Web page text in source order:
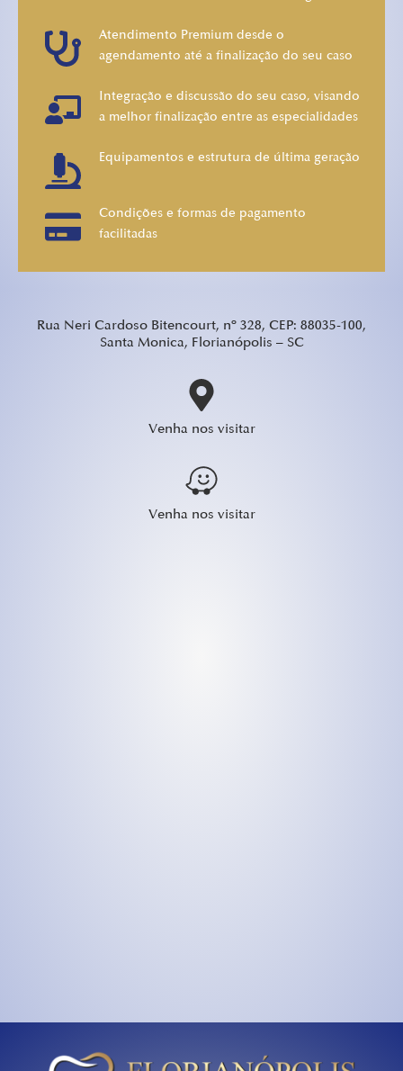
Atendimento Premium desde o
agendamento até a finalização do seu caso
Integração e discussão do seu caso, visando
a melhor finalização entre as especialidades
Equipamentos e estrutura de última geração
Condições e formas de pagamento
facilitadas
Rua Neri Cardoso Bitencourt, nº 328, CEP: 88035-100,
Santa Monica, Florianópolis – SC
Venha nos visitar
Venha nos visitar